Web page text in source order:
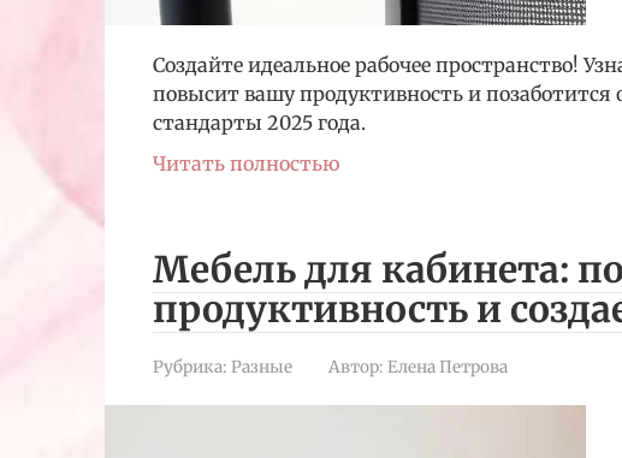
Создайте идеальное рабочее пространство!
повысит вашу продуктивность и позаботится
стандарты 2025 года.
Читать полностью
Мебель для кабинета:
продуктивность и
Рубрика: Разные Автор: Елена Петрова